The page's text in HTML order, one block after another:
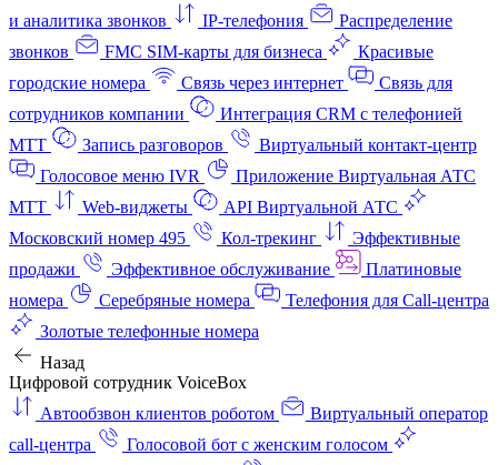
и аналитика звонков
IP-телефония
Распределение
звонков
FMC SIM-карты для бизнеса
Красивые
городские номера
Связь через интернет
Связь для
сотрудников компании
Интеграция CRM с телефонией
МТТ
Запись разговоров
Виртуальный контакт‑центр
Голосовое меню IVR
Приложение Виртуальная АТС
МТТ
Web-виджеты
API Виртуальной АТС
Московский номер 495
Кол-трекинг
Эффективные
продажи
Эффективное обслуживание
Платиновые
номера
Серебряные номера
Телефония для Call-центра
Золотые телефонные номера
Назад
Цифровой сотрудник VoiceBox
Автообзвон клиентов роботом
Виртуальный оператор
call-центра
Голосовой бот с женским голосом